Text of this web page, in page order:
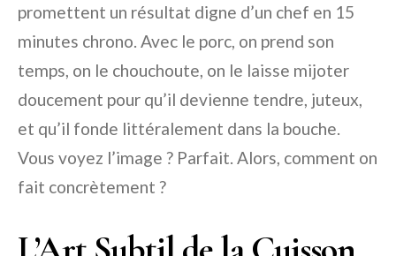
promettent un résultat digne d’un chef en 15
minutes chrono. Avec le porc, on prend son
temps, on le chouchoute, on le laisse mijoter
doucement pour qu’il devienne tendre, juteux,
et qu’il fonde littéralement dans la bouche.
Vous voyez l’image ? Parfait. Alors, comment on
fait concrètement ?